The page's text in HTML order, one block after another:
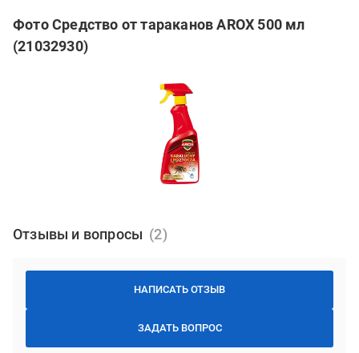
Фото Средство от тараканов AROX 500 мл
(21032930)
Отзывы и вопросы
НАПИСАТЬ ОТЗЫВ
ЗАДАТЬ ВОПРОС